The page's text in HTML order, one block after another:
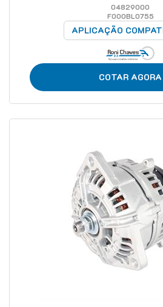
04829000
F000BL0755
APLICAÇÃO
COTAR AGORA